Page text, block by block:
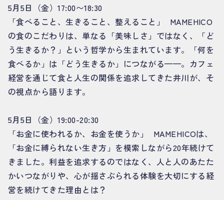
5月5日（金）17:00〜18:30
「食べること、生きること、整えること」 MAMEHICO
の食のこだわりは、単なる「美味しさ」ではなく、「ど
う生きるか？」という哲学から生まれています。「何を
食べるか」は「どう生きるか」につながる——。カフェ
経営を通じて食と人生の関係を追求してきた井川が、そ
の視点から語ります。
5月5日（金）19:00-20:30
「お金に使われるか、お金を使うか」 MAMEHICOは、
「お金に縛られない生き方」を模索しながら20年続けて
きました。利益を追求するのではなく、人と人のあたた
かいつながりや、心が揺さぶられる体験を大切にする経
営を続けてきた理由とは？